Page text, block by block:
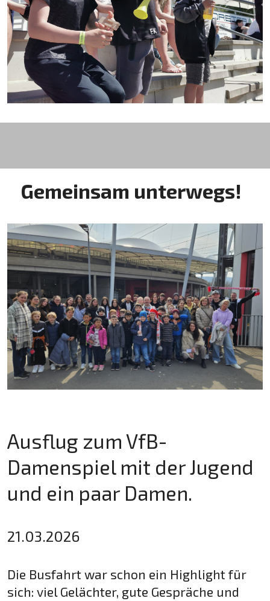
Gemeinsam unterwegs!
Ausflug zum VfB-
Damenspiel mit der Jugend
und ein paar Damen.
21.03.2026
Die Busfahrt war schon ein Highlight für
sich: viel Gelächter, gute Gespräche und